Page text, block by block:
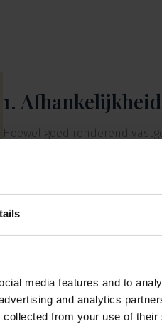
media features and to
and analytics
collected from your use of
1.
Hoewel goed renderend
2. Beperkte
Vastgoedobligaties zijn
3. Kredietrisico